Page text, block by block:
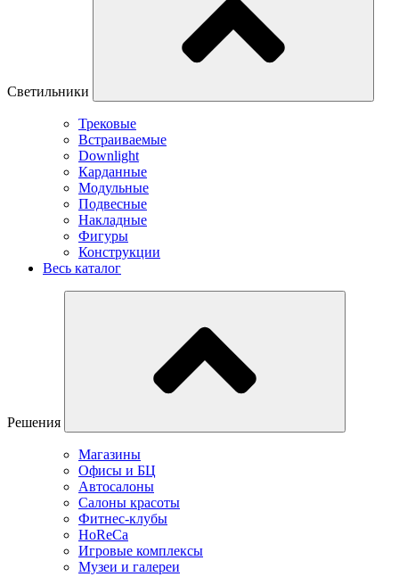
Светильники
Трековые
Встраиваемые
Downlight
Карданные
Модульные
Подвесные
Накладные
Фигуры
Конструкции
Весь каталог
Решения
Магазины
Офисы и БЦ
Автосалоны
Салоны красоты
Фитнес-клубы
HoReCa
Игровые комплексы
Музеи и галереи